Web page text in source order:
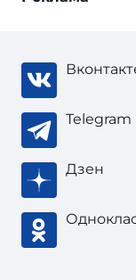
Telegram
Дзен